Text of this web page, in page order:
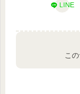
LINE
こ